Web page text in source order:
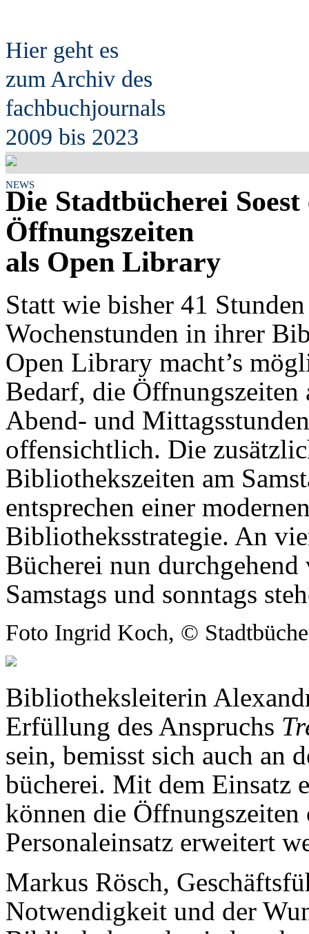
Hier geht es
zum Archiv des
fachbuchjournals
2009 bis 2023
NEWS
Die Stadtbücherei
Öffnungszeiten
als Open Library
Statt wie bisher 41
Wochenstunden in ihrer
Open Library macht’s
Bedarf, die Öffnungszeiten
Abend- und
offensichtlich. Die
Bibliothekszeiten am
entsprechen einer
Bibliotheksstrategie. An
Bücherei nun
Samstags und sonntags
Foto Ingrid Koch, ©
Bibliotheksleiterin
Erfüllung des Anspruchs
sein, bemisst sich auch an
büche­rei. Mit dem Einsatz
können die Öff­nungs­zeiten
Personaleinsatz erweitert
Markus Rösch,
Notwendigkeit und der